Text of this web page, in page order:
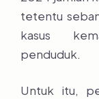
tetentu
kasus
penduduk.
Untuk itu,